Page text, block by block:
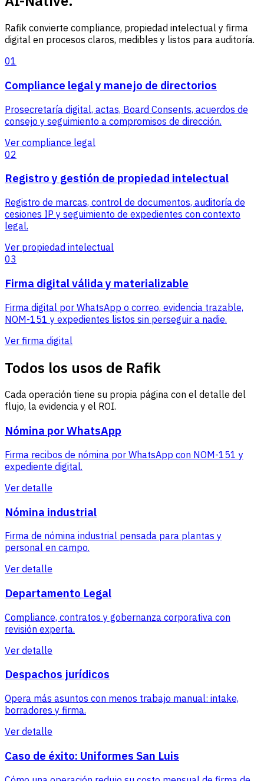
Rafik convierte compliance, propiedad intelectual y firma
digital en procesos claros, medibles y listos para auditoría.
01
Compliance legal y manejo de directorios
Prosecretaría digital, actas, Board Consents, acuerdos de
consejo y seguimiento a compromisos de dirección.
Ver compliance legal
02
Registro y gestión de propiedad intelectual
Registro de marcas, control de documentos, auditoría de
cesiones IP y seguimiento de expedientes con contexto
legal.
Ver propiedad intelectual
03
Firma digital válida y materializable
Firma digital por WhatsApp o correo, evidencia trazable,
NOM-151 y expedientes listos sin perseguir a nadie.
Ver firma digital
Todos los usos de Rafik
Cada operación tiene su propia página con el detalle del
flujo, la evidencia y el ROI.
Nómina por WhatsApp
Firma recibos de nómina por WhatsApp con NOM-151 y
expediente digital.
Ver detalle
Nómina industrial
Firma de nómina industrial pensada para plantas y
personal en campo.
Ver detalle
Departamento Legal
Compliance, contratos y gobernanza corporativa con
revisión experta.
Ver detalle
Despachos jurídicos
Opera más asuntos con menos trabajo manual: intake,
borradores y firma.
Ver detalle
Caso de éxito: Uniformes San Luis